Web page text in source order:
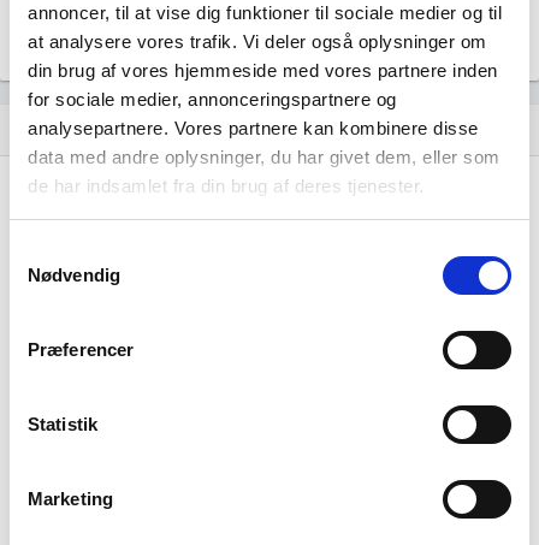
annoncer, til at vise dig funktioner til sociale medier og til
at analysere vores trafik. Vi deler også oplysninger om
din brug af vores hjemmeside med vores partnere inden
for sociale medier, annonceringspartnere og
analysepartnere. Vores partnere kan kombinere disse
data med andre oplysninger, du har givet dem, eller som
de har indsamlet fra din brug af deres tjenester.
Nødvendig
Præferencer
Statistik
Marketing
location_city Don't Waste Tomorrow ApS
Astrupvej 1, 8620 Kjellerup
hourglass_empty Historisk udvikling af rollerne
bestyrelsen.
ANDERS BRØNDUM HOLDING A/S
tiltrådte som ejer 25 -
tiltrådte som ejer 66,66 -
89,99% af virksomheden.
01. januar, 2024